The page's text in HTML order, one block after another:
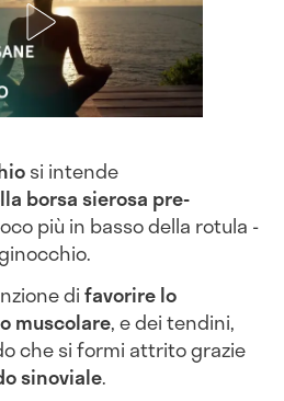
si intende
borsa sierosa pre-
più in basso della rotula -
difavorire lo
muscolare, e dei tendini,
che si formi attrito grazie
sinoviale.